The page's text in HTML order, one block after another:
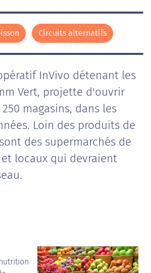
Circuits alternatifs
InVivo détenant les
Vert, projette d'ouvrir
magasins, dans les
Loin des produits de
des supermarchés de
locaux qui devraient